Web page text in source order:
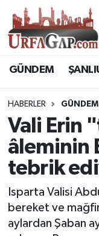
GÜNDEM
HABERLER GÜNDEM
Vali Erin
âleminin
tebrik
Isparta Valisi
bereket ve
aylardan Şaban
Nöbetçi
Hava Durumu
Namaz
Trafik
Süper Lig
Tüm
Son Dakika